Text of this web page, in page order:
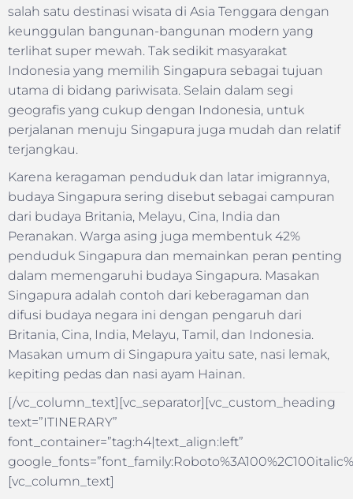
salah satu destinasi wisata di Asia Tenggara dengan
keunggulan bangunan-bangunan modern yang
terlihat super mewah. Tak sedikit masyarakat
Indonesia yang memilih Singapura sebagai tujuan
utama di bidang pariwisata. Selain dalam segi
geografis yang cukup dengan Indonesia, untuk
perjalanan menuju Singapura juga mudah dan relatif
terjangkau.
Karena keragaman penduduk dan latar imigrannya,
budaya Singapura sering disebut sebagai campuran
dari budaya Britania, Melayu, Cina, India dan
Peranakan. Warga asing juga membentuk 42%
penduduk Singapura dan memainkan peran penting
dalam memengaruhi budaya Singapura. Masakan
Singapura adalah contoh dari keberagaman dan
difusi budaya negara ini dengan pengaruh dari
Britania, Cina, India, Melayu, Tamil, dan Indonesia.
Masakan umum di Singapura yaitu sate, nasi lemak,
kepiting pedas dan nasi ayam Hainan.
[/vc_column_text][vc_separator][vc_custom_heading
text=”ITINERARY”
font_container=”tag:h4|text_align:left”
[vc_column_text]